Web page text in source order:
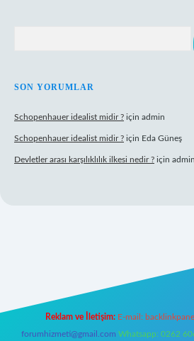
SON YORUMLAR
Schopenhauer idealist midir ? için admin
Schopenhauer idealist midir ? için Eda Güneş
Devletler arası karşılıklılık ilkesi nedir ? için admin
Reklam ve İletişim: E-mail:
forumhizmeti@gmail.com Whatsapp: 0262